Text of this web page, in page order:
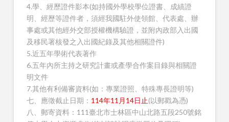
4.學、經歷證件影本(如持國外學校學位證書、成績證
明、經歷等證件者，須經我國駐外使領館、代表處、辦
事處或其他經外交部授權機構驗證，並附內政部入出國
及移民署核發之入出國紀錄及其他相關證件)
5.近五年學術代表著作
6.五年內所主持之研究計畫或產學合作案目錄與相關證
明文件
7.其他有利備審資料(如：專業證照、特殊專長證明等)
七、應徵截止日期： 114年11月14日止(以郵戳為憑)
八、郵寄資料：111臺北市士林區中山北路五段250號銘